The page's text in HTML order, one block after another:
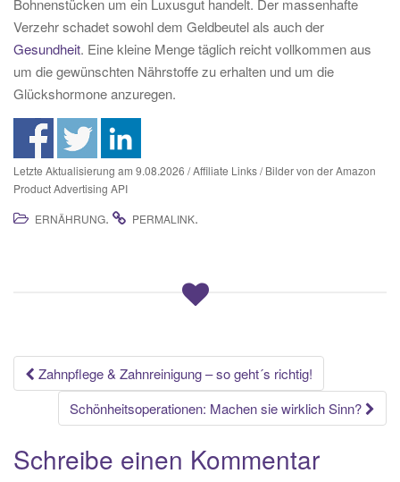
Bohnenstücken um ein Luxusgut handelt. Der massenhafte
Verzehr schadet sowohl dem Geldbeutel als auch der
Gesundheit. Eine kleine Menge täglich reicht vollkommen aus
um die gewünschten Nährstoffe zu erhalten und um die
Glückshormone anzuregen.
Letzte Aktualisierung am 9.08.2026 / Affiliate Links / Bilder von der Amazon
Product Advertising API
ERNÄHRUNG. PERMALINK.
Beitrags-
Navigation
Zahnpflege & Zahnreinigung – so geht´s richtig!
Schönheitsoperationen: Machen sie wirklich Sinn?
Schreibe einen Kommentar